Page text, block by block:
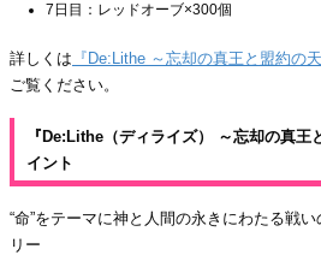
7日目：レッドオーブ×300個
詳しくは 『De:Lithe ～忘却の真王と盟約の
ご覧ください。
『De:Lithe（ディライズ） ～忘却の真王
イント
“命”をテーマに神と人間の永きにわたる戦
リー